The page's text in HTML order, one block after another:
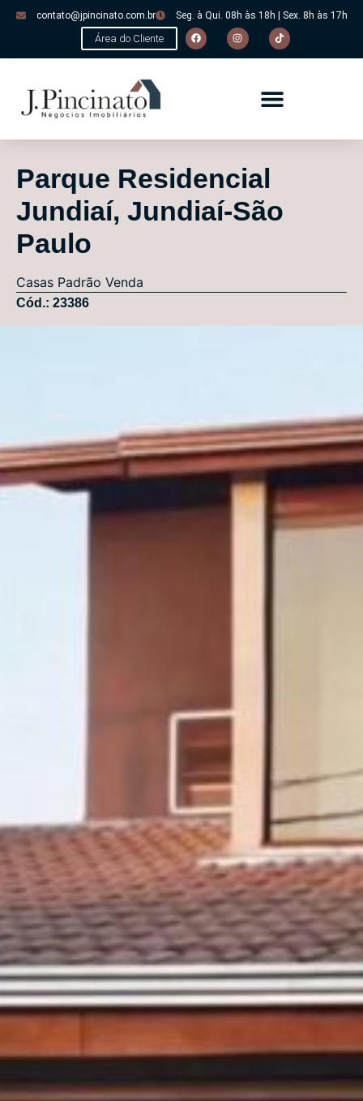
contato@jpincinato.com.br Seg. à Qui. 08h às 18h | Sex. 8h às 17h
Área do Cliente
Parque Residencial
Jundiaí, Jundiaí-São
Paulo
Casas Padrão Venda
Cód.: 23386